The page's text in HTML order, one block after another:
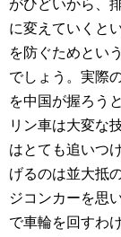
がひどいから、
に変えていくと
を防ぐためとい
でしょう。実際
を中国が握ろう
リン車は大変な
はとても追いつ
げるのは並大抵
ジコンカーを思
で車輪を回すわ